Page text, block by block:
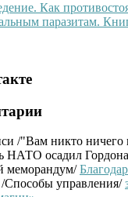
Как
паразитам.
/"Вам никто ничего
НАТО осадил
меморандум/
Способы управления/